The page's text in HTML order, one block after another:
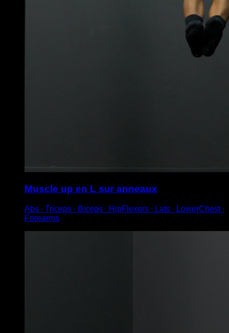
Muscle up en L sur anneaux
Abs ∙ Triceps ∙ Biceps ∙ HipFlexors ∙ Lats ∙ LowerChest ∙
Forearms